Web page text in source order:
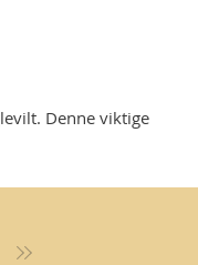
Denne viktige